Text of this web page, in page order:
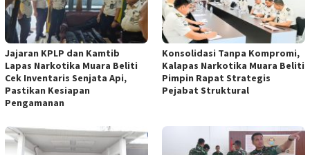
Jajaran KPLP dan Kamtib
Lapas Narkotika Muara Beliti
Cek Inventaris Senjata Api,
Pastikan Kesiapan
Pengamanan
Konsolidasi Tanpa Kompromi,
Kalapas Narkotika Muara Beliti
Pimpin Rapat Strategis
Pejabat Struktural